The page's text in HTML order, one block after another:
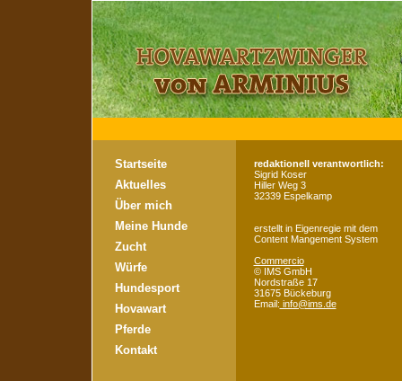
Startseite
Aktuelles
Über mich
Meine Hunde
Zucht
Würfe
Hundesport
Hovawart
Pferde
Kontakt
redaktionell verantwortlich:
Sigrid Koser
Hiller Weg 3
32339 Espelkamp
erstellt in Eigenregie mit dem
Content Mangement System
Commercio
©IMS GmbH
Nordstraße 17
31675 Bückeburg
Email: info@ims.de